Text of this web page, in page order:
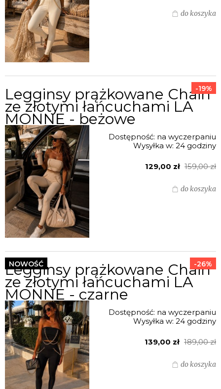
do koszyka
Legginsy prążkowane Chain
ze złotymi łańcuchami LA
MONNE - beżowe
Dostępność: na wyczerpaniu
Wysyłka w: 24 godziny
129,00 zł 159,00 zł
do koszyka
-19%
Legginsy prążkowane Chain
ze złotymi łańcuchami LA
MONNE - czarne
Dostępność: na wyczerpaniu
Wysyłka w: 24 godziny
139,00 zł 189,00 zł
do koszyka
-26%
NOWOŚĆ